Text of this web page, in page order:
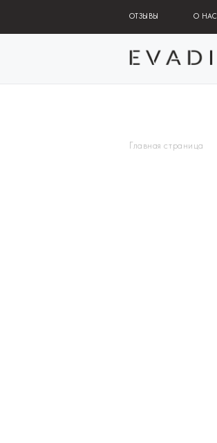
ОТЗЫВЫ О НАС
Главная страница